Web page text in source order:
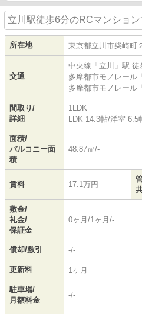
立川駅徒歩6分のRCマンション
所在地 東京都立川市柴崎町
交通
中央線 「立川 」駅 徒
多摩都市モノレール
多摩都市モノレール
間取り/
詳細
1LDK
LDK 14.3帖/洋室 6.5
面積/
バルコニー面
積
48.87㎡/-
賃料 17.1万円
敷金/
礼金/
保証金
0ヶ月/1ヶ月/-
償却/敷引 -/-
更新料 1ヶ月
駐車場/
月額料金
-/-